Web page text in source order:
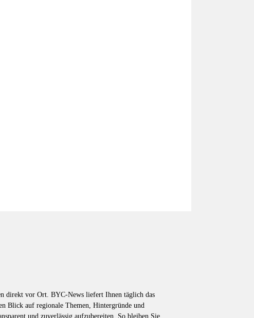
direkt vor Ort. BYC-News liefert Ihnen täglich das
Blick auf regionale Themen, Hintergründe und
und zuverlässig aufzubereiten. So bleiben Sie